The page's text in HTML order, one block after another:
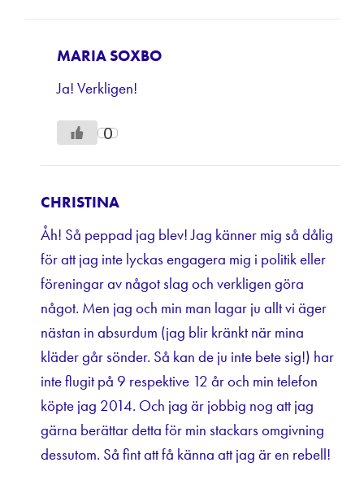
MARIA SOXBO
Ja! Verkligen!
0
CHRISTINA
Åh! Så peppad jag blev! Jag känner mig så dålig
för att jag inte lyckas engagera mig i politik eller
föreningar av något slag och verkligen göra
något. Men jag och min man lagar ju allt vi äger
nästan in absurdum (jag blir kränkt när mina
kläder går sönder. Så kan de ju inte bete sig!) har
inte flugit på 9 respektive 12 år och min telefon
köpte jag 2014. Och jag är jobbig nog att jag
gärna berättar detta för min stackars omgivning
dessutom. Så fint att få känna att jag är en rebell!